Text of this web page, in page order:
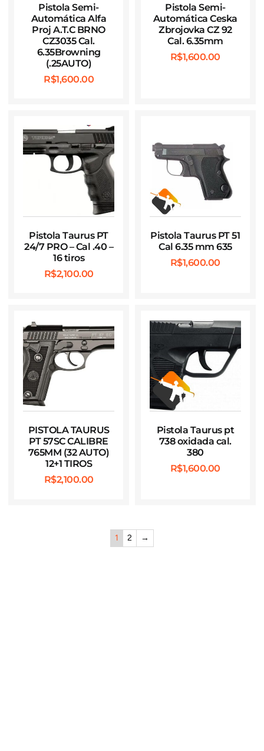
Pistola Semi-
Automática Alfa
Proj A.T.C BRNO
CZ3035 Cal.
6.35Browning
(.25AUTO)
R$1,600.00
Pistola Semi-
Automática Ceska
Zbrojovka CZ 92
Cal. 6.35mm
R$1,600.00
Pistola Taurus PT
24/7 PRO – Cal .40 –
16 tiros
R$2,100.00
Pistola Taurus PT 51
Cal 6.35 mm 635
R$1,600.00
PISTOLA TAURUS
PT 57SC CALIBRE
765MM (32 AUTO)
12+1 TIROS
R$2,100.00
Pistola Taurus pt
738 oxidada cal.
380
R$1,600.00
1 2 →